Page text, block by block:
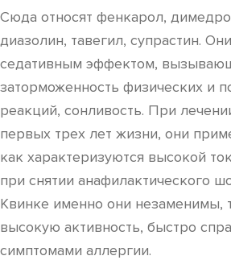
Сюда относят фенкарол,
диазолин, тавегил, супрастин.
седативным эффектом,
заторможенность физических и
реакций, сонливость. При
первых трех лет жизни, они
как характеризуются высокой
при снятии анафилактического
Квинке именно они незаменимы,
высокую активность, быстро
симптомами аллергии.